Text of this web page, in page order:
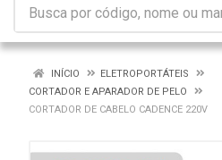
INÍCIO
ELETROPORTÁTEIS
CORTADOR E APARADOR DE PELO
CORTADOR DE CABELO CADENCE 220V